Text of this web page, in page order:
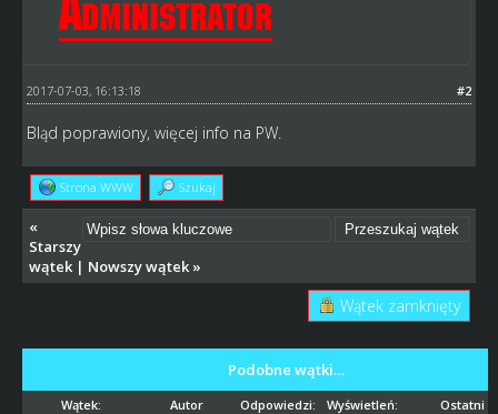
#2
2017-07-03, 16:13:18
Bląd poprawiony, więcej info na PW.
Strona WWW Szukaj
«
Starszy
wątek| Nowszy wątek»
Wątek zamknięty
Podobne wątki…
Wątek: Autor Odpowiedzi: Wyświetleń: Ostatni